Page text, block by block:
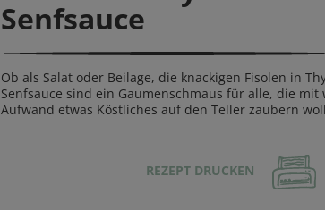
Senfsauce
Ob als Salat oder Beilage, die knackigen Fisolen in
Senfsauce sind ein Gaumenschmaus für alle, die mit
Aufwand etwas Köstliches auf den Teller zaubern
REZEPT DRUCKEN